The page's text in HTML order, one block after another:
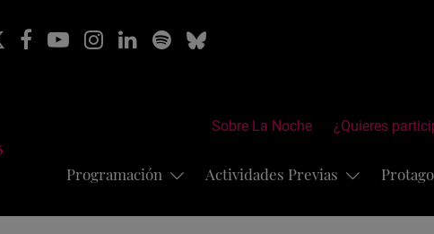
Sobre La Noche ¿Quieres
Programación Actividades Previas